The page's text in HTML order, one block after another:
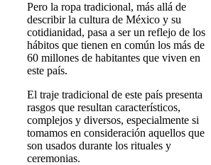
Pero la ropa tradicional, más allá de
describir la cultura de México y su
cotidianidad, pasa a ser un reflejo de los
hábitos que tienen en común los más de
60 millones de habitantes que viven en
este país.
El traje tradicional de este país presenta
rasgos que resultan característicos,
complejos y diversos, especialmente si
tomamos en consideración aquellos que
son usados durante los rituales y
ceremonias.